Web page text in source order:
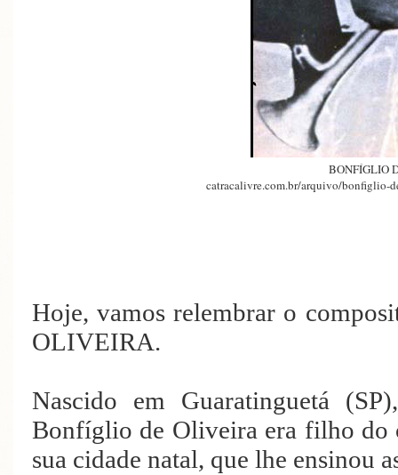
BONFÍGLIO
catracalivre.com.br/arquivo/bonfiglio-
Hoje, vamos relembrar o
OLIVEIRA.
Nascido em Guaratinguetá
Bonfíglio de Oliveira era filho do
sua cidade natal, que lhe ensinou